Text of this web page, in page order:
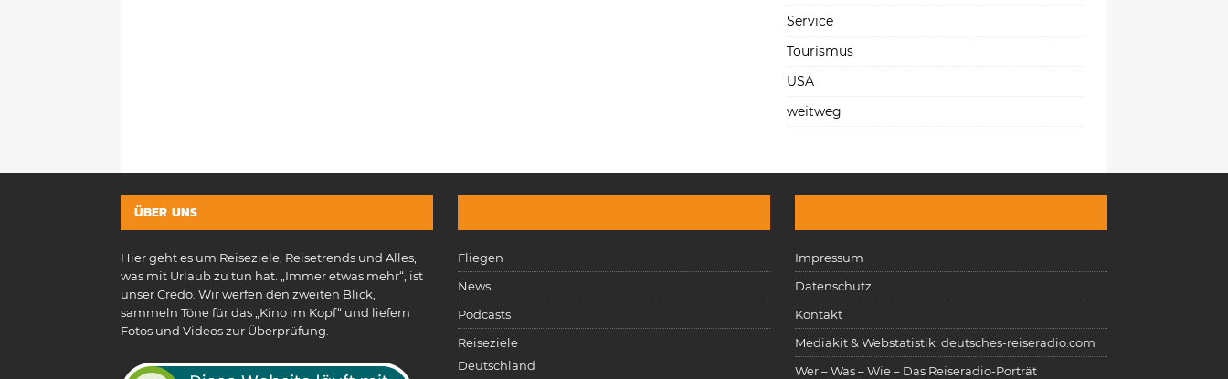
Service
Tourismus
USA
weitweg
ÜBER UNS
Hier geht es um Reiseziele, Reisetrends und Alles,
was mit Urlaub zu tun hat. „Immer etwas mehr“, ist
unser Credo. Wir werfen den zweiten Blick,
sammeln Töne für das „Kino im Kopf“ und liefern
Fotos und Videos zur Überprüfung.
Fliegen
News
Podcasts
Reiseziele
Deutschland
Impressum
Datenschutz
Kontakt
Mediakit & Webstatistik: deutsches-reiseradio.com
Wer – Was – Wie – Das Reiseradio-Porträt